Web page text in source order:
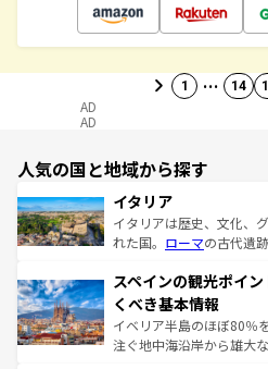
1 … 14
AD
AD
人気の国と地域から探す
イタリア
イタリアは歴史、文化、
れた国。 ローマの古代遺
ろん、トスカーナの美し
景など、自然景観も見逃
ピザやパスタなど、絶品
できる。朝目覚めてから
スペインの観光ポイ
くべき基本情報
イベリア半島のほぼ80％
注ぐ地中海沿岸から雄大